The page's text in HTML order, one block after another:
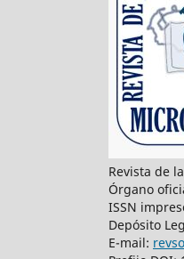
Revista de
Órgano
ISSN
Depósito
E-mail: